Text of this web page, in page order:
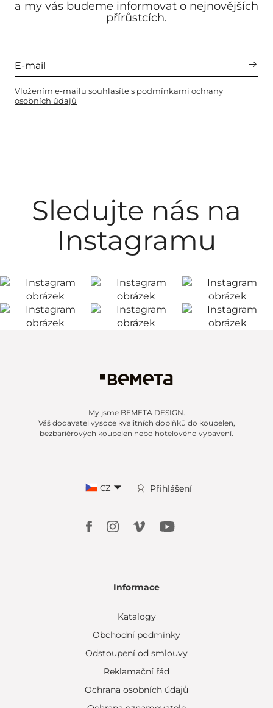
a my vás budeme informovat o nejnovějších
přírůstcích.
Vložením e-mailu souhlasíte s podmínkami ochrany
osobních údajů
Sledujte nás na
Instagramu
My jsme BEMETA DESIGN.
Váš dodavatel vysoce kvalitních doplňků do koupelen,
bezbariérových koupelen nebo hotelového vybavení.
CZ Přihlášení
Informace
Katalogy
Obchodní podmínky
Odstoupení od smlouvy
Reklamační řád
Ochrana osobních údajů